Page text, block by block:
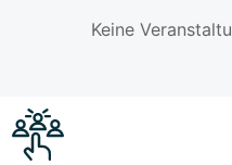
Keine